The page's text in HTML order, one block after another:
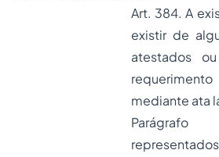
Art. 384. A
existir de
atestados
mediante ata